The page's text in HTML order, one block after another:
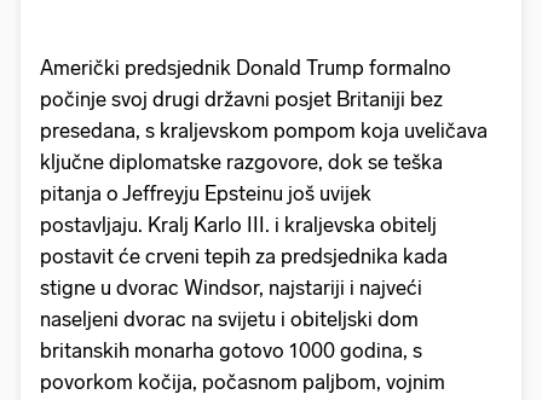
Američki predsjednik Donald Trump formalno
počinje svoj drugi državni posjet Britaniji bez
presedana, s kraljevskom pompom koja uveličava
ključne diplomatske razgovore, dok se teška
pitanja o Jeffreyju Epsteinu još uvijek
postavljaju. Kralj Karlo III. i kraljevska obitelj
postavit će crveni tepih za predsjednika kada
stigne u dvorac Windsor, najstariji i najveći
naseljeni dvorac na svijetu i obiteljski dom
britanskih monarha gotovo 1000 godina, s
povorkom kočija, počasnom paljbom, vojnim